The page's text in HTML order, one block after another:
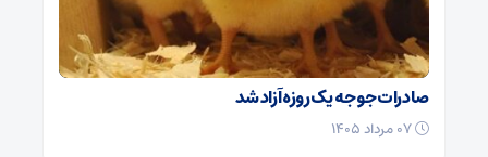
صادرات جوجه یک روزه آزاد شد